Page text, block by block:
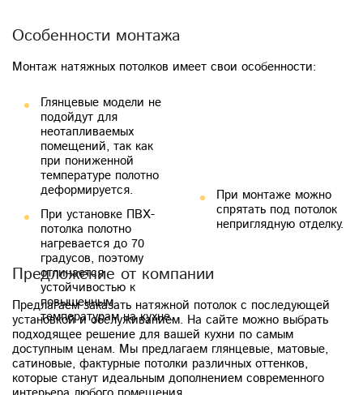
Особенности монтажа
Монтаж натяжных потолков имеет свои особенности:
Глянцевые модели не
подойдут для
неотапливаемых
помещений, так как
при пониженной
температуре полотно
деформируется.
При установке ПВХ-
потолка полотно
При монтаже можно
спрятать под потолок
неприглядную отделку.
Предложение от компании
Предлагаем заказать натяжной потолок с последующей
установкой и обслуживанием. На сайте можно выбрать
подходящее решение для вашей кухни по самым
доступным ценам. Мы предлагаем глянцевые, матовые,
сатиновые, фактурные потолки различных оттенков,
которые станут идеальным дополнением современного